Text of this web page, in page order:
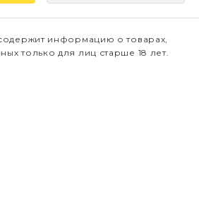
информацию о товарах,
только для лиц старше 18 лет.